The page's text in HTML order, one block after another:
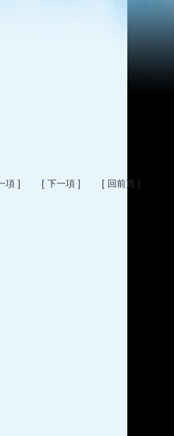
項 ] [ 下一項 ] [ 回前頁 ]